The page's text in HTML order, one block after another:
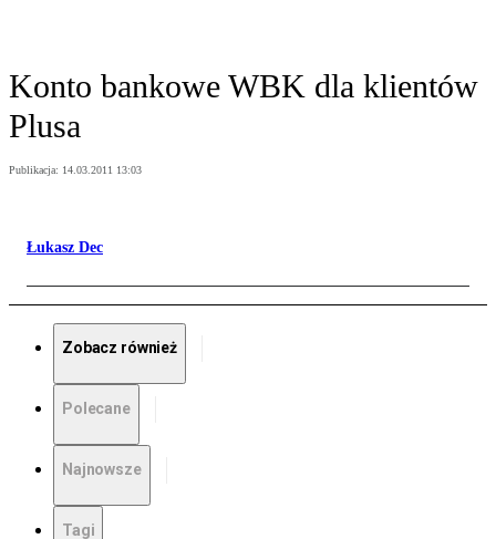
Konto bankowe WBK dla klientów
Plusa
Publikacja: 14.03.2011 13:03
Łukasz Dec
Zobacz również
Polecane
Najnowsze
Tagi